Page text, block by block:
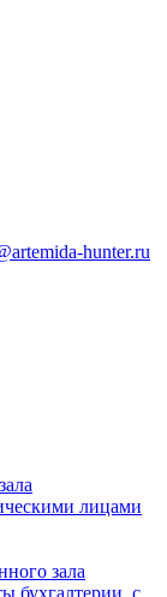
hunter.ru
лицами
зала
бухгалтерии, с